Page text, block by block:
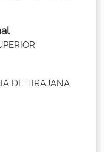
DE TIRAJANA